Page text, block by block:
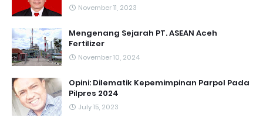
November 11, 2023
Mengenang Sejarah PT. ASEAN Aceh
Fertilizer
November 10, 2024
Opini: Dilematik Kepemimpinan Parpol Pada
Pilpres 2024
July 15, 2023